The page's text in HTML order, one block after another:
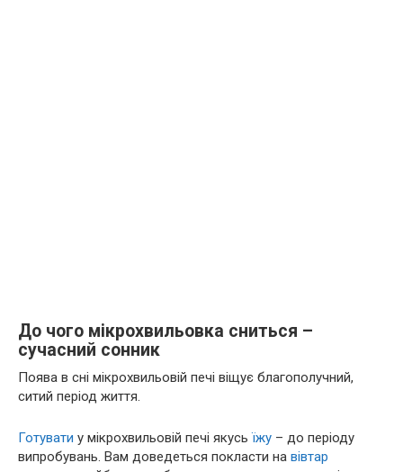
До чого мікрохвильовка сниться –
сучасний сонник
Поява в сні мікрохвильовій печі віщує благополучний,
ситий період життя.
Готувати у мікрохвильовій печі якусьїжу – до періоду
випробувань. Вам доведеться покласти на вівтар